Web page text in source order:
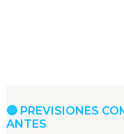
🔴 PREVISIONES
ANTES